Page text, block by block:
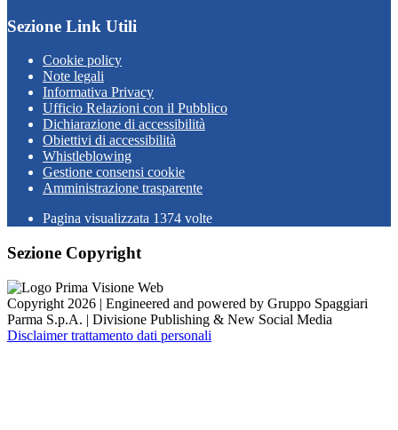
Sezione Link Utili
Cookie policy
Note legali
Informativa Privacy
Ufficio Relazioni con il Pubblico
Dichiarazione di accessibilità
Obiettivi di accessibilità
Whistleblowing
Gestione consensi cookie
Amministrazione trasparente
Pagina visualizzata 1374 volte
Sezione Copyright
Copyright 2026 | Engineered and powered by Gruppo Spaggiari
Parma S.p.A. | Divisione Publishing & New Social Media
Disclaimer trattamento dati personali